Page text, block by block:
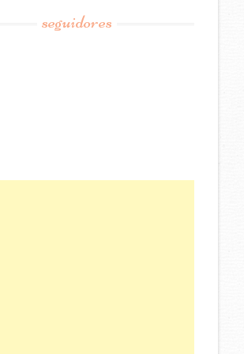
seguidores